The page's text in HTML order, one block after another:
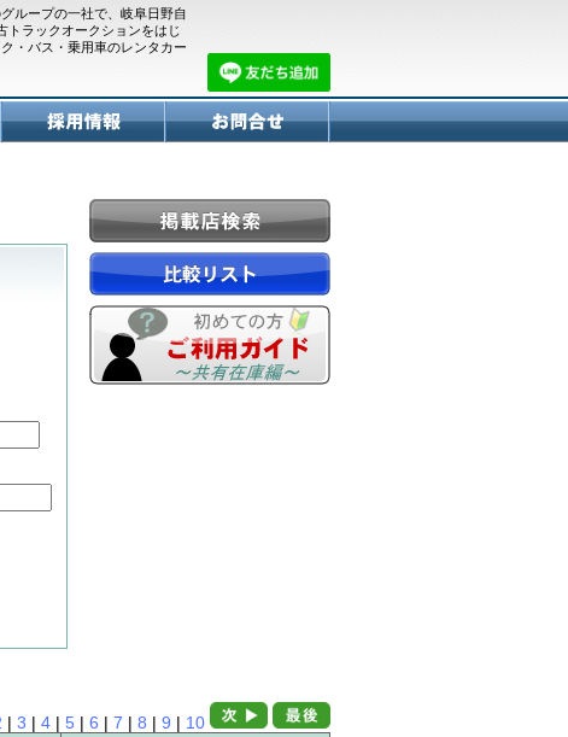
ループの一社で、岐阜日野自
トラックオークションをはじ
・バス・乗用車のレンタカー
| 3 | 4 | 5 | 6 | 7 | 8 | 9 | 10